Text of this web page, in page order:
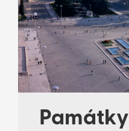
Památky